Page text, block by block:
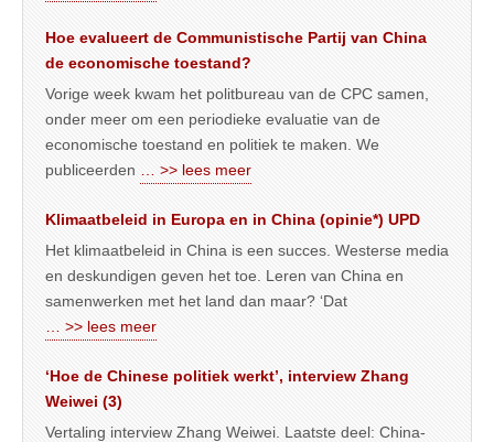
Hoe evalueert de Communistische Partij van China
de economische toestand?
Vorige week kwam het politbureau van de CPC samen,
onder meer om een periodieke evaluatie van de
economische toestand en politiek te maken. We
publiceerden
… >> lees meer
Klimaatbeleid in Europa en in China (opinie*) UPD
Het klimaatbeleid in China is een succes. Westerse media
en deskundigen geven het toe. Leren van China en
samenwerken met het land dan maar? ‘Dat
… >> lees meer
‘Hoe de Chinese politiek werkt’, interview Zhang
Weiwei (3)
Vertaling interview Zhang Weiwei. Laatste deel: China-